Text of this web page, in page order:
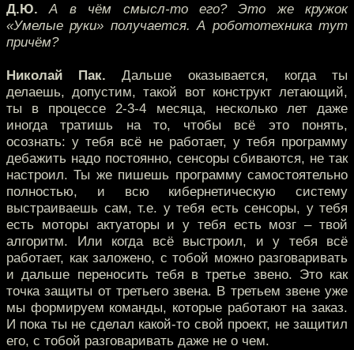
Д.Ю. А в чём смысл-то его? Это же кружок
«Умелые руки» получается. А робототехника тут
причём?
Николай Пак. Дальше оказывается, когда ты
делаешь, допустим, такой вот конструкт летающий,
ты в процессе 2-3-4 месяца, несколько лет даже
иногда тратишь на то, чтобы всё это понять,
осознать: у тебя всё не работает, у тебя программу
дебажить надо постоянно, сенсоры сбиваются, не так
настроил. Ты же пишешь программу самостоятельно
полностью, и всю кибернетическую систему
выстраиваешь сам, т.е. у тебя есть сенсоры, у тебя
есть моторы актуаторы и у тебя есть мозг – твой
алгоритм. Или когда всё выстроил, и у тебя всё
работает, как заложено, с тобой можно разговаривать
и дальше переносить тебя в третье звено. Это как
точка защиты от третьего звена. В третьем звене уже
мы формируем команды, которые работают на заказ.
И пока ты не сделал какой-то свой проект, не защитил
его, с тобой разговаривать даже не о чем.